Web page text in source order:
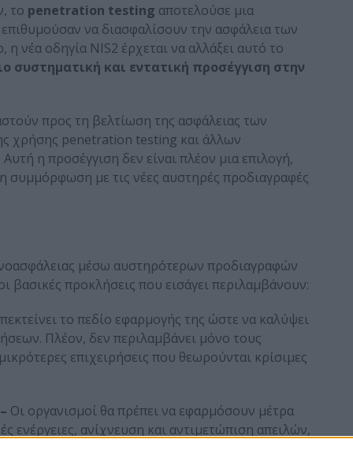
το penetration testing αποτελούσε μια
επιθυμούσαν να διασφαλίσουν την ασφάλεια των
νέα οδηγία NIS2 έρχεται να αλλάξει αυτό το
συστηματική και εντατική προσέγγιση στην
προς τη βελτίωση της ασφάλειας των
χρήσης penetration testing και άλλων
η προσέγγιση δεν είναι πλέον μια επιλογή,
συμμόρφωση με τις νέες αυστηρές προδιαγραφές
μέσω αυστηρότερων προδιαγραφών
βασικές προκλήσεις που εισάγει περιλαμβάνουν:
το πεδίο εφαρμογής της ώστε να καλύψει
Πλέον, δεν περιλαμβάνει μόνο τους
επιχειρήσεις που θεωρούνται κρίσιμες
Οι οργανισμοί θα πρέπει να εφαρμόσουν μέτρα
ενέργειες, ανίχνευση και αντιμετώπιση απειλών,
σε περίπτωση παραβίασης.